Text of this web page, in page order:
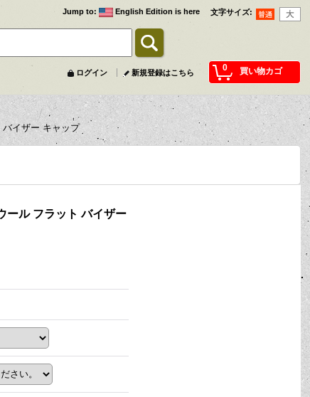
文字サイズ:
Jump to: English Edition is here
0 買い物カゴ
ログイン 新規登録はこちら
イザー キャップ
ル フラット バイザー